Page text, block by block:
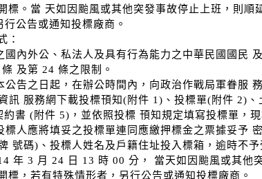
標。當 天如因颱風或其他突發事故停止上班，則順
公告或通知投標廠商。
：
內外公、私法人及具有行為能力之中華民國國民
及第 24 條之限制。
公告之日起，在辦公時間內，向政治作戰局軍眷服
訊 服務網下載投標頇知(附件 1)、投標單(附件 2)
書 (附件 5)，並依照投標 頇知規定填寫投標單，現
人應將填妥之投標單連同應繳押標金之票據妥予
號碼)、投標人姓名及戶籍住址投入標箱，逾時不
年 3 月 24 日 13 時 00 分， 當天如因颱風或其他
標，若有特殊情形者，另行公告或通知投標廠商。